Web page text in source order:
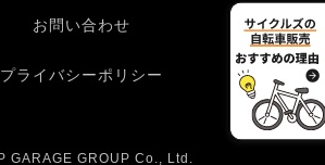
お問い合わせ
プライバシーポリシー
GARAGE GROUP Co., Ltd.